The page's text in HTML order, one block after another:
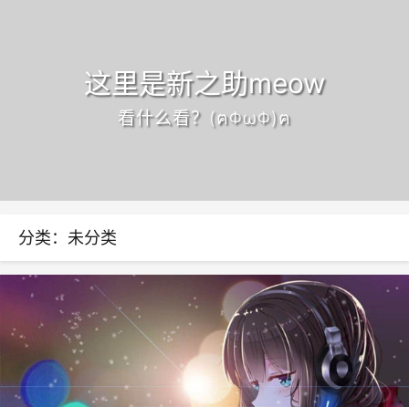
这里是新之助meow
看什么看？(ฅΦωΦ)ฅ
分类：未分类